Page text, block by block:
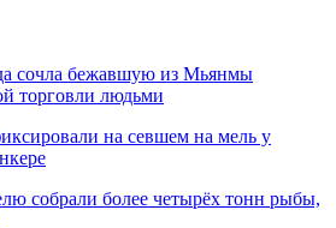
сочла бежавшую из Мьянмы
торговли людьми
на севшем на мель у
собрали более четырёх тонн рыбы,